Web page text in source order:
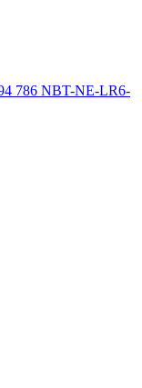
786 NBT-NE-LR6-